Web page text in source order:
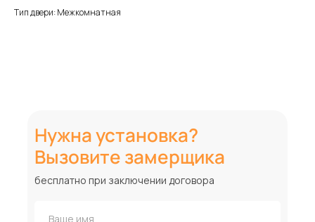
Тип двери: Межкомнатная
Нужна установка?
Вызовите замерщика
бесплатно при заключении договора